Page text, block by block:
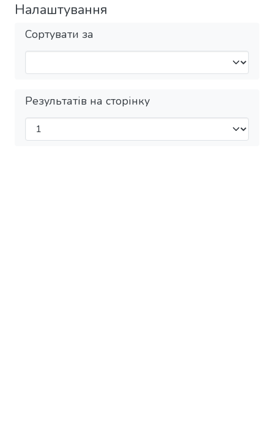
Налаштування
Сортувати за
Результатів на сторінку